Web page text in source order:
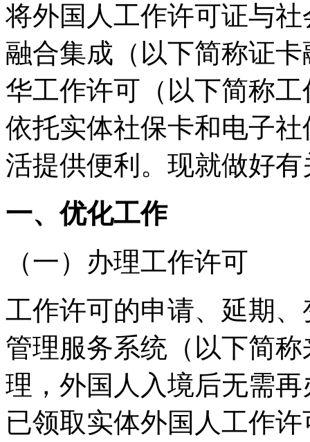
将外国人工作许可证与
融合集成（以下简称证
华工作许可（以下简称
依托实体社保卡和电子
活提供便利。现就做好
一、优化工作
（一）办理工作许可
工作许可的申请、延期
管理服务系统（以下简
理，外国人入境后无需
已领取实体外国人工作